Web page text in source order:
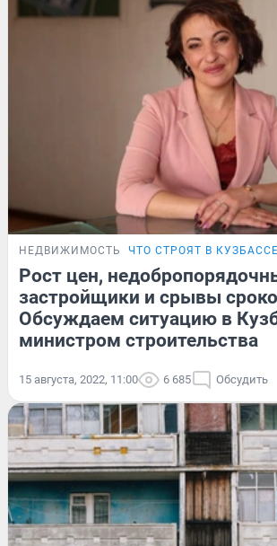
НЕДВИЖИМОСТЬ ЧТО СТРОЯТ В КУЗБАССЕ
Рост цен,
застройщики и срывы
Обсуждаем ситуацию в
министром строительства
15 августа, 2022, 11:00 6 685 Обсудить